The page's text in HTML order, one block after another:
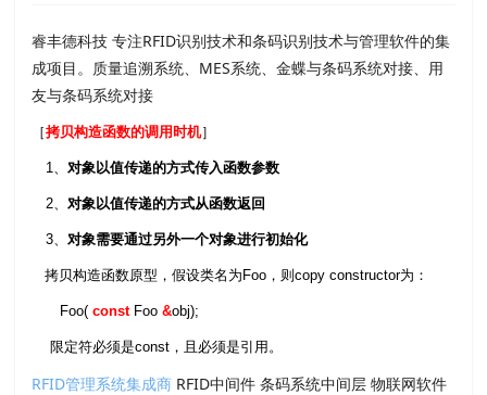
睿丰德科技 专注RFID识别技术和条码识别技术与管理软件的集
成项目。质量追溯系统、MES系统、金蝶与条码系统对接、用
友与条码系统对接
［拷贝构造函数的调用时机］
1、对象以值传递的方式传入函数参数
2、对象以值传递的方式从函数返回
3、对象需要通过另外一个对象进行初始化
拷贝构造函数原型，假设类名为Foo，则copy constructor为：
Foo( const Foo &obj);
限定符必须是const，且必须是引用。
RFID管理系统集成商 RFID中间件 条码系统中间层 物联网软件